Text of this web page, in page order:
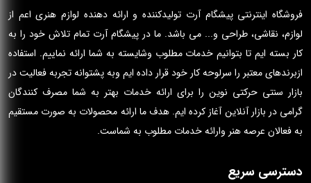
فروشگاه اینترنتی پیشگام آرت تولیدکننده و ارائه دهنده لوازم هنری اعم از
لوازم، نقاشی، طراحی و... می باشد. ما در پیشگام آرت تمام تلاش خود را به
کار بسته ایم تا بتوانیم خدمات مطلوب وشایسته به شما ارائه نماییم. استفاده
ازبرندهای معتبر را سرلوحه کار خود قرار داده ایم وبه پشتوانه تجربه فعالیت در
بازار سنتی حرکتی نوین را برای ارائه خدمات بهتر به شما مصرف کنندگان
گرامی در بازار آنلاین آغاز کرده ایم. هدف ما ارائه محصولات به صورت مستقیم
به فعالان عرصه هنر وارائه خدمات مطلوب به شماست.
دسترسی سریع